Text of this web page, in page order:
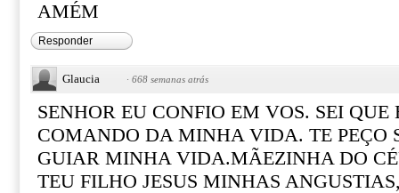
AMÉM
Responder
Glaucia · 668 semanas atrás
SENHOR EU CONFIO EM VOS. SEI QUE
COMANDO DA MINHA VIDA. TE PEÇO
GUIAR MINHA VIDA.MÃEZINHA DO
TEU FILHO JESUS MINHAS